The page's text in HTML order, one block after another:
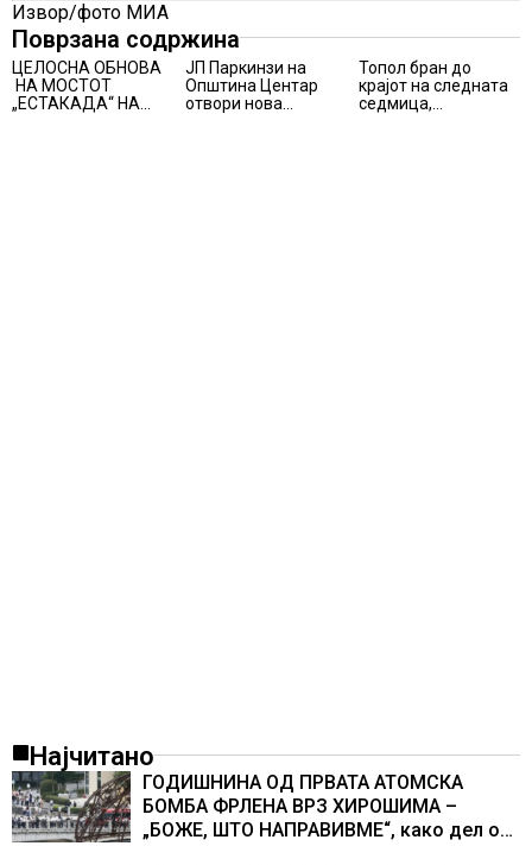
Извор/фото МИА
Поврзана содржина
ЦЕЛОСНА ОБНОВА
НА МОСТОТ
„ЕСТАКАДА“ НА
ЈП Паркинзи на
Општина Центар
отвори нова
Топол бран до
крајот на следната
седмица,
Најчитано
ГОДИШНИНА ОД ПРВАТА АТОМСКА
БОМБА ФРЛЕНА ВРЗ ХИРОШИМА –
„БОЖЕ, ШТО НАПРАВИВМЕ“, како дел од